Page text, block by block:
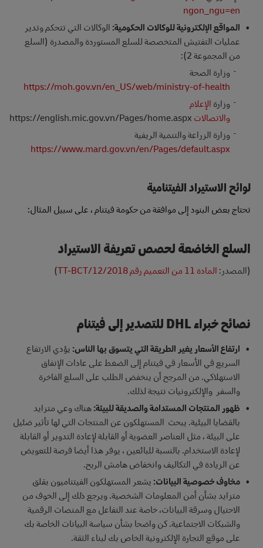
ngon_ngu=en
المواقع الإلكترونية للوكالات الحكومية: الوكالات التي تتحكم وتدير
عمليات التفتيش المتخصصة للسلع المستوردة والمصدرة (السلع
من المجموعة 2):
وزارة الصحة
https://moh.gov.vn/en_US/web/ministry-of-health
وزارة الإعلام
والاتصالات
وزارة الزراعة والتنمية الريفية
https://www.mard.gov.vn/en/Pages/default.aspx
لوائح الاستيراد الفيتنامية
تحتاج بعض البنود إلى موافقة من حكومة فيتنام ، على سبيل المثال:
السلع الخاضعة لحصص تعريفة الاستيراد
(المصدر: المادة 11 من التعميم رقم 12/2018/TT-BCT )
نصائح خبراء DHL للتصدير إلى فيتنام
ارتفاع الأسعار يغير الطريقة التي يتسوق بها الناس: يؤدي الارتفاع
السريع في الأسعار في فيتنام إلى الضغط على عادات الإنفاق
الاستهلاكي. من المرجح أن ينخفض الطلب على السلع الفاخرة
والسفر والإلكترونيات نتيجة لذلك.
ظهور المنتجات المستدامة والصديقة للبيئة: هناك وعي متزايد
بالقضايا البيئية. يبحث المستهلكون عن المنتجات التي لها تأثير ضئيل
على البيئة ، مثل العناصر العضوية أو القابلة لإعادة التدوير أو القابلة
لإعادة الاستخدام. بالنسبة للبائعين ، يوفر هذا أيضا فرصة للتعويض
عن الزيادة في التكاليف وانخفاض هامش الربح.
مخاوف خصوصية البيانات: يشعر المستهلكون الفيتناميون بقلق
متزايد بشأن أمن المعلومات الشخصية. ويرجع ذلك إلى الخوف من
الاحتيال وسرقة البيانات، خاصة عند التفاعل مع المنصات الرقمية
والشبكات الاجتماعية. كن واضحا بشأن سياسة البيانات الخاصة بك
على موقع التجارة الإلكترونية الخاص بك لبناء الثقة.